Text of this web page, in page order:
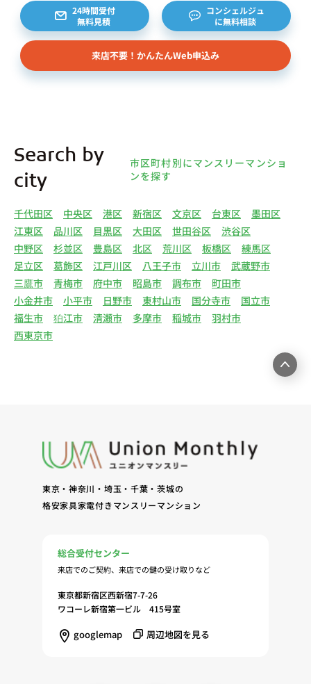
約等のお問合せをいただいた個人または企業、イン
ターネット上の不動産オーナーサイト等からの査定
依頼者、 公開情報などから取得した不動産所有者
様（以下総称して「オーナー様」といいます）の個
人情報を取得します。取得する個人情報は、上記
下記（1）～（13）における利用目的のために利用
し、また、利用目的を達成するために必要な範囲で
リー物件の紹介、利用契約に関する連絡、利用契約
の締結、履行。（2）弊社の他のマンスリー物件お
よびサービスの紹介ならびにお客様・オーナー様に
とって有用と思われる弊社提携先の商品・サービス
等を紹介するためのダイレクトメール、住環境向上
のためのアンケート等の発送（3）賃貸事業におけ
る情報・サービスを提供するための郵便物、電話、
電子メールまたは訪問等による営業活動（4）不動
産物件の紹介・賃貸借契約・サブリース契約等の締
客様およびオーナー様の管理（8）サービスの保
守、管理（9）サービスの改善のためおよびサービ
への同意に基づき、当ウェブサイトの利用履歴に関
する情報等の個人情報について、調査・分析会社、
事業者（以下「提携事業者等」といいます。）が既
に保有する個人情報と当社から取得する個人情報を
突合して、お客様の当ウェブサイトの利用履歴等の
調査・分析、広告の効果測定およびその結果を利用
を配信する等のマーケティング活動を行うため
24時間受付
無料見積
コンシェルジュ
に無料相談
来店不要！かんたんWeb申込み
Search by
city
市区町村別にマンスリーマンショ
ンを探す
千代田区 中央区 港区 新宿区 文京区 台東区
墨田区
江東区
品川区 目黒区 大田区 世田谷区
渋谷区
中野区
杉並区 豊島区 北区 荒川区 板橋区
練馬区
足立区
葛飾区 江戸川区 八王子市 立川市
武蔵野市
三鷹市
青梅市 府中市 昭島市 調布市
町田市
小金井市
小平市 日野市 東村山市 国分寺市
国立市
福生市
狛江市 清瀬市 多摩市 稲城市
羽村市
西東京市
東京・神奈川・埼玉・千葉・茨城の
格安家具家電付きマンスリーマンション
総合受付センター
来店でのご契約、来店での鍵の受け取りなど
東京都新宿区西新宿7-7-26
ワコーレ新宿第一ビル 415号室
googlemap 周辺地図を見る